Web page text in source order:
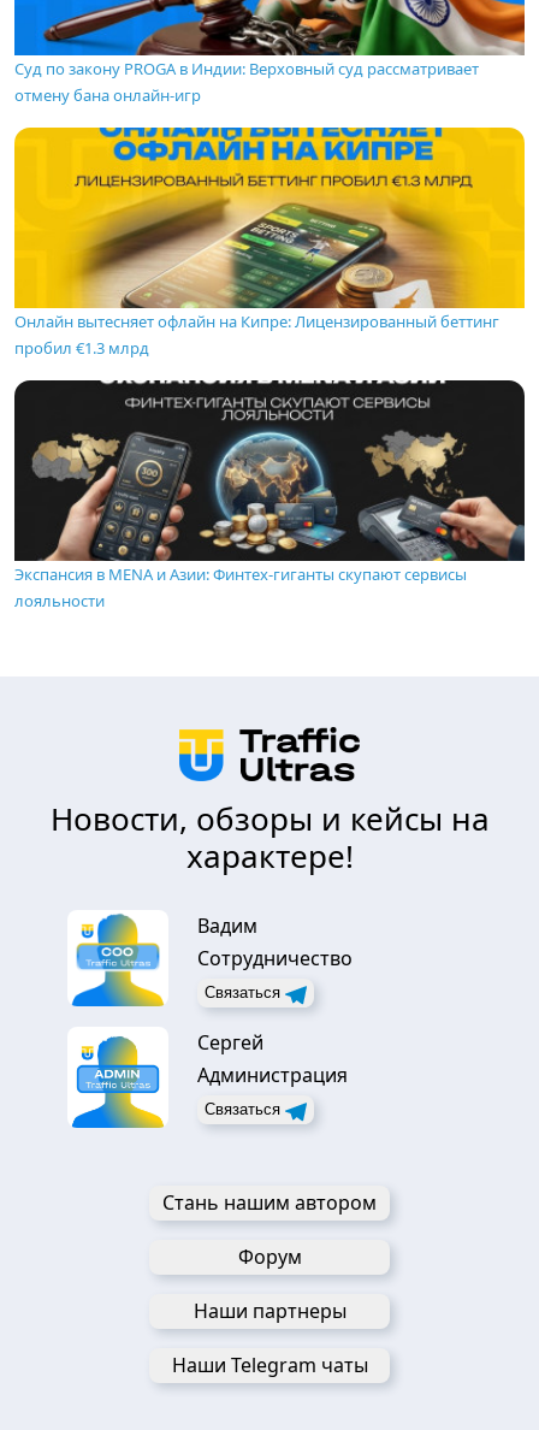
Суд по закону PROGA в Индии: Верховный суд рассматривает
отмену бана онлайн-игр
Онлайн вытесняет офлайн на Кипре: Лицензированный беттинг
пробил €1.3 млрд
Экспансия в MENA и Азии: Финтех-гиганты скупают сервисы
лояльности
Новости, обзоры и кейсы на
характере!
Вадим
Сотрудничество
Связаться
Сергей
Администрация
Связаться
Стань нашим автором
Форум
Наши партнеры
Наши Telegram чаты